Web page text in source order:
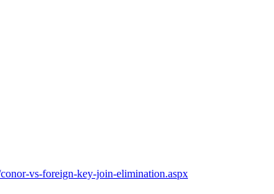
vs-foreign-key-join-elimination.aspx